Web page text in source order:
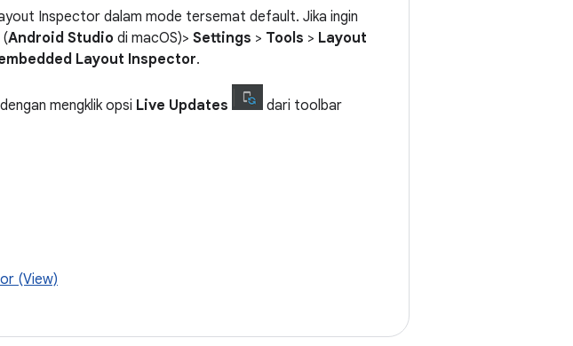
Inspector dalam mode tersemat default. Jika ingin
(Android Studio di macOS)> Settings > Tools > Layout
Layout Inspector.
mengklik opsi Live Updates
dari toolbar
(View)